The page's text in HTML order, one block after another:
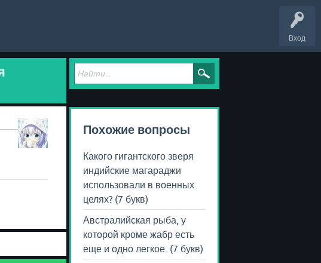
Вход
Похожие вопросы
Какого гигантского зверя
индийские магараджи
использовали в военных
целях? (7 букв)
Австралийская рыба, у
которой кроме жабр есть
еще и одно легкое. (7 букв)